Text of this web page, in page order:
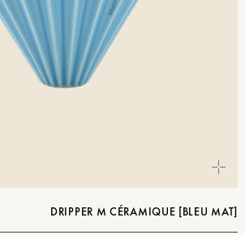
DRIPPER M CÉRAMIQUE [BLEU MAT]